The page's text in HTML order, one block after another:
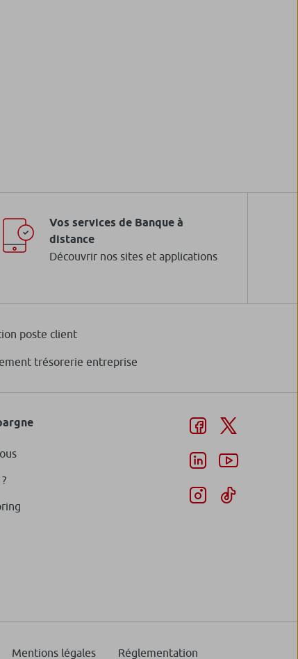
Vos services de Banque à
distance
Découvrir nos sites et applications
poste client
trésorerie entreprise
Mentions légales Réglementation